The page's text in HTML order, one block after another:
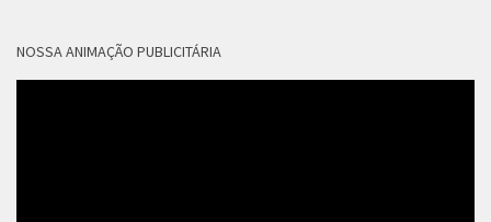
NOSSA ANIMAÇÃO PUBLICITÁRIA